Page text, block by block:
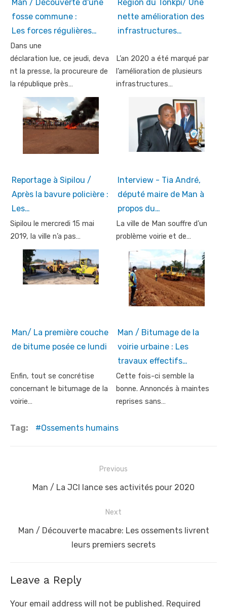
Man / Découverte d'une
fosse commune :
Les forces régulières…
Dans une
déclaration lue, ce jeudi, deva
nt la presse, la procureure de
la république près…
Région du Tonkpi/ Une
nette amélioration des
infrastructures…
L’an 2020 a été marqué par
l’amélioration de plusieurs
infrastructures…
Reportage à Sipilou /
Après la bavure policière :
Les…
Sipilou le mercredi 15 mai
2019, la ville n’a pas…
Interview - Tia André,
député maire de Man à
propos du…
La ville de Man souffre d’un
problème voirie et de…
Man/ La première couche
de bitume posée ce lundi
Enfin, tout se concrétise
concernant le bitumage de la
voirie…
Man / Bitumage de la
voirie urbaine : Les
travaux effectifs…
Cette fois-ci semble la
bonne. Annoncés à maintes
reprises sans…
Tag: Ossements humains
navigation
Previous
Previous
Man / La JCI lance ses activités pour 2020
Next
Next
Man / Découverte macabre: Les ossements livrent
leurs premiers secrets
Leave a Reply
Your email address will not be published. Required